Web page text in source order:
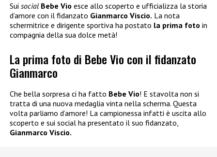
Sui social Bebe Vio esce allo scoperto e ufficializza la storia
d’amore con il fidanzato Gianmarco Viscio. La nota
schermitrice e dirigente sportiva ha postato la prima foto in
compagnia della sua dolce metà!
La prima foto di Bebe Vio con il fidanzato
Gianmarco
Che bella sorpresa ci ha fatto Bebe Vio! E stavolta non si
tratta di una nuova medaglia vinta nella scherma. Questa
volta parliamo d’amore! La campionessa infatti è uscita allo
scoperto e sui social ha presentato il suo fidanzato,
Gianmarco Viscio.